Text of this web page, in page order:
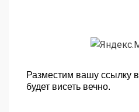
Разместим вашу ссылку
будет висеть вечно.